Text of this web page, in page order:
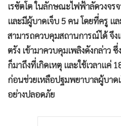
เรซัตโต ในลักษณะไฟฟ้าลัดวงจร
และมีผู้บาดเจ็บ 5 คน โดยที่ครู แ
สามารถควบคุมสถานการณ์ได้ จึ
ตรัง เข้ามาควบคุมเพลิงดังกล่าว ซึ่
ก็มาถึงที่เกิดเหตุ และใช้เวลาแค่
ก่อนช่วยเหลือปฐมพยาบาลผู้บาด
อย่างปลอดภัย